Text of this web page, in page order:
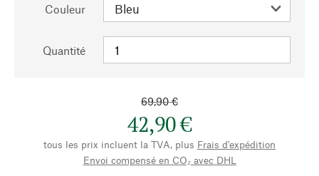
Couleur
Quantité
69,90 €
42,90 €
tous les prix incluent la TVA, plus Frais d'expédition
Envoi compensé en CO₂ avec DHL